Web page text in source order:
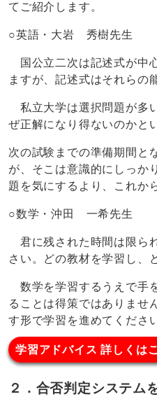
てご紹介します。
○英語・大岩 秀樹先生
国公立二次は記述式が中
ますが、記述式はそれらの
私立大学は選択問題が多
ぜ正解になり得ないのかと
次の試験までの準備期間と
が、そこは意識的にしっか
題を気にするより、これか
○数学・沖田 一希先生
君に残された時間は限ら
さい。どの教材を学習し、
数学を学習するうえで手
ることは得策ではありませ
す形で学習を進めてくださ
学習アドバイス 詳しくは
２．合否判定システム